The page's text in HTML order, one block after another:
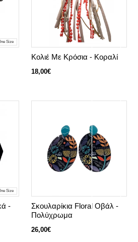
Size
Κολιέ Με Κρόσια - Κοραλί
18,00€
Size
-
Σκουλαρίκια Floral Οβάλ -
Πολύχρωμα
26,00€